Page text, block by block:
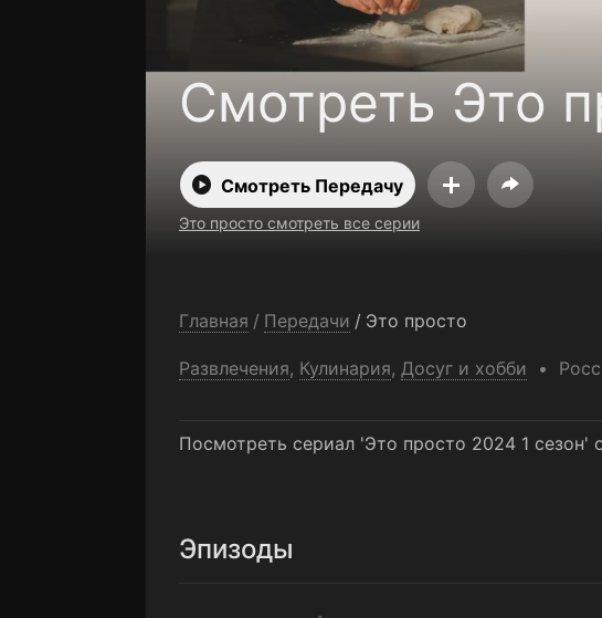
Смотреть Это
Смотреть Передачу
Это просто смотреть все серии
Главная / Передачи / Это просто
Развлечения, Кулинария, Досуг и хобби
Посмотреть сериал 'Это просто 2024 1
Эпизоды